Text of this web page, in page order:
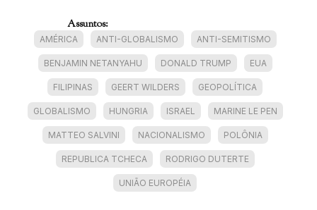
Assuntos:
AMÉRICA ANTI-GLOBALISMO ANTI-SEMITISMO
BENJAMIN NETANYAHU DONALD TRUMP EUA
FILIPINAS GEERT WILDERS GEOPOLÍTICA
GLOBALISMO HUNGRIA ISRAEL MARINE LE PEN
MATTEO SALVINI NACIONALISMO POLÔNIA
REPUBLICA TCHECA RODRIGO DUTERTE
UNIÃO EUROPÉIA